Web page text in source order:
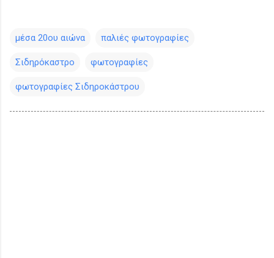
μέσα 20ου αιώνα παλιές φωτογραφίες
Σιδηρόκαστρο φωτογραφίες
φωτογραφίες Σιδηροκάστρου